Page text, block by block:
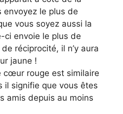
envoyez le plus de
vous soyez aussi la
ci envoie le plus de
de réciprocité, il n’y aura
jaune !
rouge est similaire
il signifie que vous êtes
amis depuis au moins